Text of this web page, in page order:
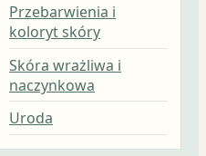
Przebarwienia i
koloryt skóry
Skóra wrażliwa i
naczynkowa
Uroda